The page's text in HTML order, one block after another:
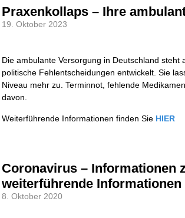
Praxenkollaps – Ihre
19. Oktober 2023
Die ambulante Versorgung in Deutschland
politische Fehlentscheidungen entwickelt. Sie
Niveau mehr zu. Terminnot, fehlende
davon.
Weiterführende Informationen finden Sie HIER
Coronavirus – Informationen
weiterführende Informationen
8. Oktober 2020